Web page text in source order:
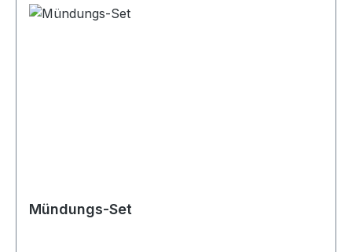
Mündungs-Set